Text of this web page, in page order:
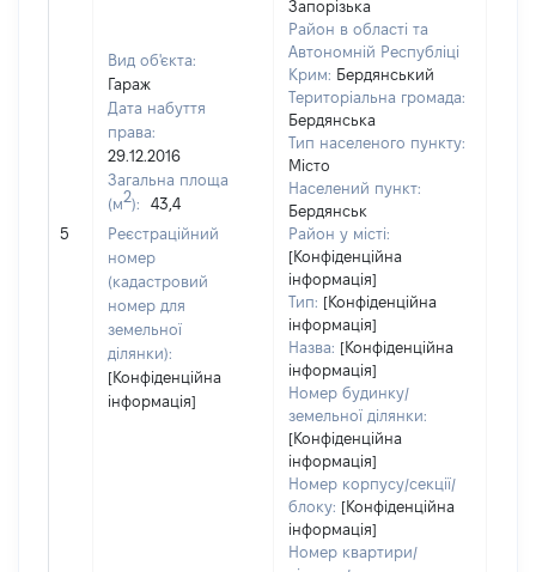
5
Вид об'єкта:
Гараж
Дата набуття
права:
29.12.2016
Загальна площа
(м2):
43,4
Реєстраційний
номер
(кадастровий
номер для
земельної
ділянки):
[Конфіденційна
інформація]
Запорізька
Район в області та
Автономній Республіці
Крим: Бердянський
Територіальна громада:
Бердянська
Тип населеного пункту:
Місто
Населений пункт:
Бердянськ
Район у місті:
[Конфіденційна
інформація]
Тип: [Конфіденційна
інформація]
Назва: [Конфіденційна
інформація]
Номер будинку/
земельної ділянки:
[Конфіденційна
інформація]
Номер корпусу/секції/
блоку: [Конфіденційна
інформація]
Номер квартири/